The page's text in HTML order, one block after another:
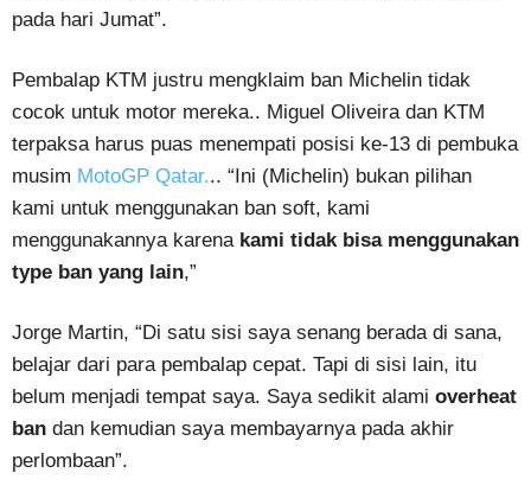
pada hari Jumat”.
Pembalap KTM justru mengklaim ban Michelin tidak
cocok untuk motor mereka.. Miguel Oliveira dan KTM
terpaksa harus puas menempati posisi ke-13 di pembuka
musim MotoGP Qatar... “Ini (Michelin) bukan pilihan
kami untuk menggunakan ban soft, kami
menggunakannya karena kami tidak bisa menggunakan
type ban yang lain,”
Jorge Martin, “Di satu sisi saya senang berada di sana,
belajar dari para pembalap cepat. Tapi di sisi lain, itu
belum menjadi tempat saya. Saya sedikit alami overheat
ban dan kemudian saya membayarnya pada akhir
perlombaan”.